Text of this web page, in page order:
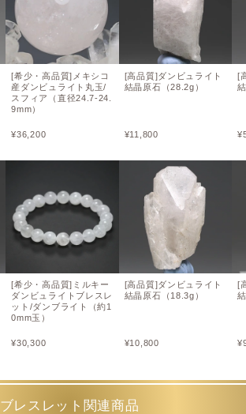
[希少・高品質]メキシコ
産ダンビュライト丸玉/
スフィア（直径24.7-24.
9mm）
¥36,200
[希少・高品質]ミルキー
ダンビュライトブレスレ
ット/ダンブライト（約1
0mm玉）
¥30,300
[高品質]ダンビュライト
結晶原石（28.2g）
¥11,800
[高品質]ダンビュライト
結晶原石（18.3g）
¥10,800
[
¥
[
¥
ブレスレット関連商品